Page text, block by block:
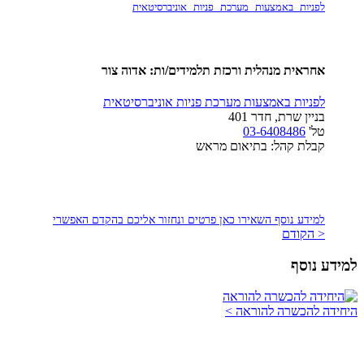
לפניות באמצעות מערכת פניות אוניברסיטאית
אחראית מנהלית ורכזת תלמידים/ות: אדוה צור
לפניות באמצעות מערכת פניות אוניברסיטאית
בניין שרת, חדר 401
טל' 03-6408486
קבלת קהל: בתיאום מראש
למידע נוסף השאירו כאן פרטים ונחזור אליכם בהקדם האפשרי
< הקודם
למידע נוסף
היחידה להכשרה להוראה >